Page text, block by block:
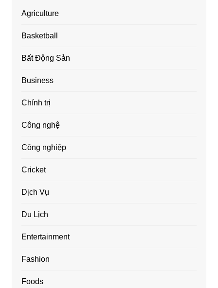
Agriculture
Basketball
Bất Động Sản
Business
Chính trị
Công nghệ
Công nghiệp
Cricket
Dịch Vụ
Du Lịch
Entertainment
Fashion
Foods